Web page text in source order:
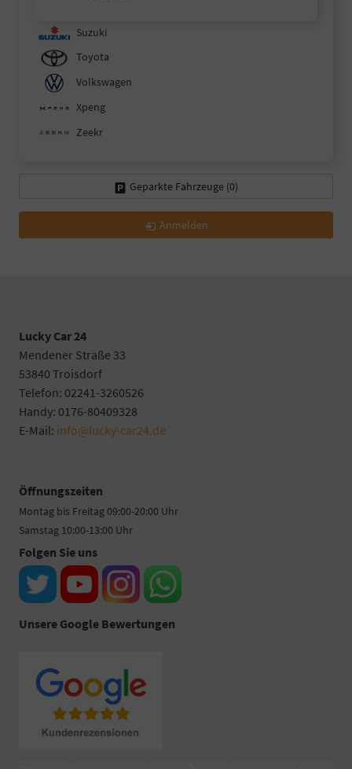
Suzuki
Toyota
Volkswagen
Xpeng
Zeekr
Geparkte Fahrzeuge (0)
Anmelden
Lucky Car 24
Mendener Straße 33
53840 Troisdorf
Telefon: 02241-3260526
Handy: 0176-80409328
E-Mail: info@lucky-car24.de
Öffnungszeiten
Montag bis Freitag 09:00-20:00 Uhr
Samstag 10:00-13:00 Uhr
Folgen Sie uns
Unsere Google Bewertungen